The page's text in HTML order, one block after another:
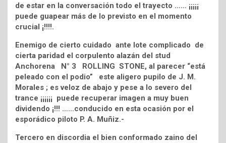
de estar en la conversación todo el trayecto …… ¡¡¡¡¡
puede guapear más de lo previsto en el momento
crucial ¡!!!!.
Enemigo de cierto cuidado ante lote complicado de
cierta paridad el corpulento alazán del stud
Anchorena N° 3 ROLLING STONE, al parecer “está
peleado con el podio” este aligero pupilo de J. M.
Morales ; es veloz de abajo y pese a lo severo del
trance ¡¡¡¡¡¡ puede recuperar imagen a muy buen
dividendo ¡!!! ……conducido en esta ocasión por el
esporádico piloto P. A. Muñiz.-
Tercero en discordia el bien conformado zaino del